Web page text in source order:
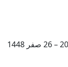
الأحد, 09 أغسطس 2026 – 26 صفر 1448